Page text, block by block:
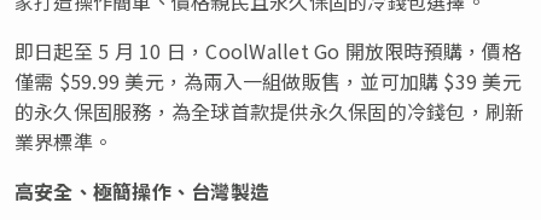
即日起至 5 月 10 日，CoolWallet Go 開放限時預購，價格
僅需 $59.99 美元，為兩入一組做販售，並可加購 $39 美元
的永久保固服務，為全球首款提供永久保固的冷錢包，刷新
業界標準。
高安全、極簡操作、台灣製造